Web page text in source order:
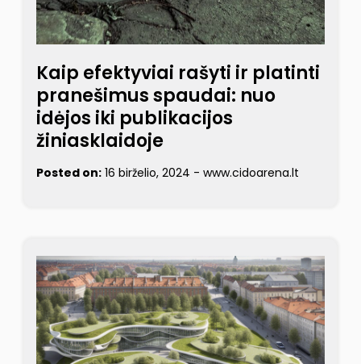
Kaip efektyviai rašyti ir platinti
pranešimus spaudai: nuo
idėjos iki publikacijos
žiniasklaidoje
Posted on: 16 birželio, 2024 - www.cidoarena.lt